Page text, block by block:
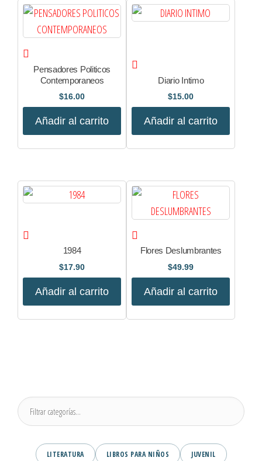
Pensadores Politicos
Contemporaneos
$16.00
Añadir al carrito
Diario Intimo
$15.00
Añadir al carrito
1984
$17.90
Añadir al carrito
Flores Deslumbrantes
$49.99
Añadir al carrito
LITERATURA LIBROS PARA NIÑOS JUVENIL